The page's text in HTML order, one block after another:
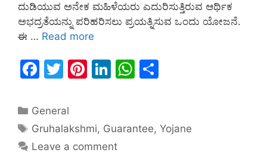
ದುಡಿಯುವ ಅನೇಕ ಮಹಿಳೆಯರು ಎದುರಿಸುತ್ತಿರುವ ಆರ್ಥಿಕ
ಅಭದ್ರತೆಯನ್ನು ಪರಿಹರಿಸಲು ಪ್ರಯತ್ನಿಸುವ ಒಂದು ಯೋಜನೆ.
ಈ … Read more
F
c
e
b
T
itt
er
Pi
e
st
Li
e
dI
W
s
e
General
Gruhalakshmi, Guarantee,Yojane
Leave a comment